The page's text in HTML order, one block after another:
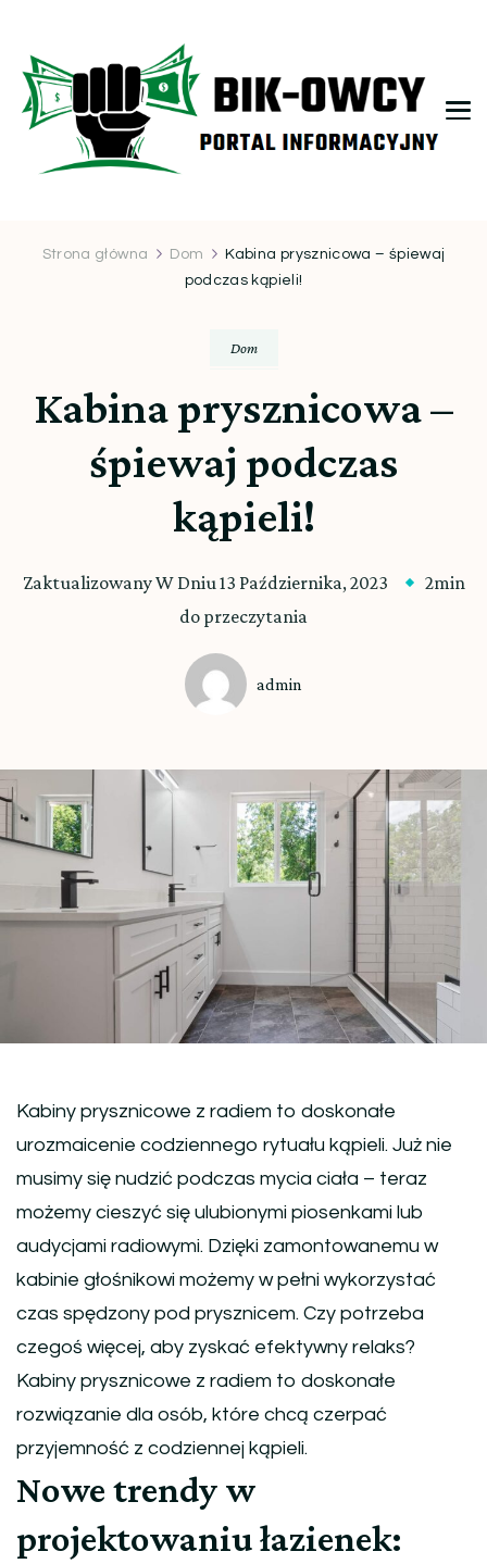
Strona główna Dom
Kabina prysznicowa – śpiewaj
podczas kąpieli!
Dom
Kabina prysznicowa –
śpiewaj podczas
kąpieli!
Zaktualizowany W Dniu13 Października, 2023
2min
do przeczytania
admin
Kabiny prysznicowe z radiem to doskonałe
urozmaicenie codziennego rytuału kąpieli. Już nie
musimy się nudzić podczas mycia ciała – teraz
możemy cieszyć się ulubionymi piosenkami lub
audycjami radiowymi. Dzięki zamontowanemu w
kabinie głośnikowi możemy w pełni wykorzystać
czas spędzony pod prysznicem. Czy potrzeba
czegoś więcej, aby zyskać efektywny relaks?
Kabiny prysznicowe z radiem to doskonałe
rozwiązanie dla osób, które chcą czerpać
przyjemność z codziennej kąpieli.
Nowe trendy w
projektowaniu łazienek: